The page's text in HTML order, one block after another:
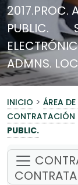
2017.PROC.
PUBLIC.
ADMNS.
INICIO > ÁREA
CONTRATACIÓN
PUBLIC.